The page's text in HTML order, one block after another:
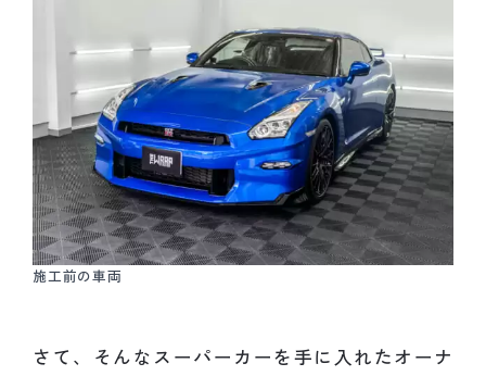
施工前の車両
さて、そんなスーパーカーを手に入れたオーナ